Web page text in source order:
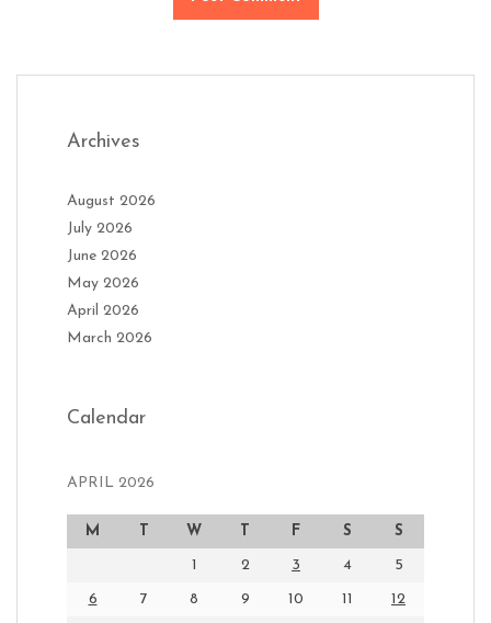
Archives
August 2026
July 2026
June 2026
May 2026
April 2026
March 2026
Calendar
APRIL 2026
M W F S S
1 2 3 4 5
6 7 8 9 10 11 12